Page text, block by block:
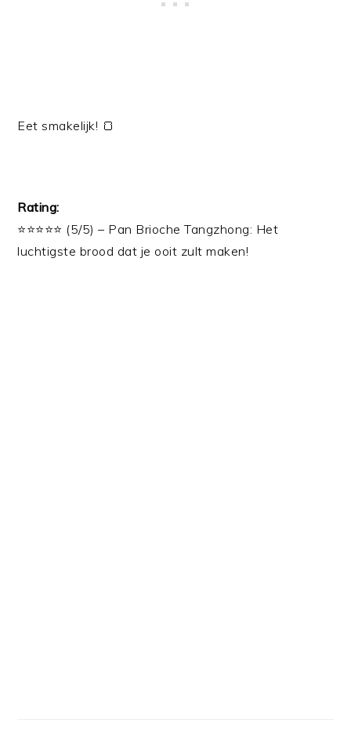
Eet smakelijk! 🍞
Rating:
⭐⭐⭐⭐⭐ (5/5) – Pan Brioche Tangzhong: Het
luchtigste brood dat je ooit zult maken!